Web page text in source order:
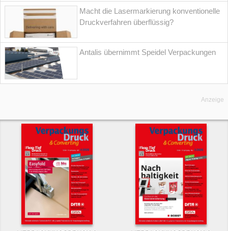
Macht die Lasermarkierung konventionelle
Druckverfahren überflüssig?
Antalis übernimmt Speidel Verpackungen
Anzeige